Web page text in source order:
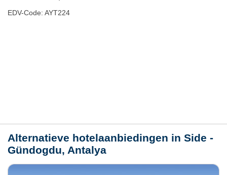
EDV-Code: AYT224
Alternatieve hotelaanbiedingen in Side -
Gündogdu, Antalya